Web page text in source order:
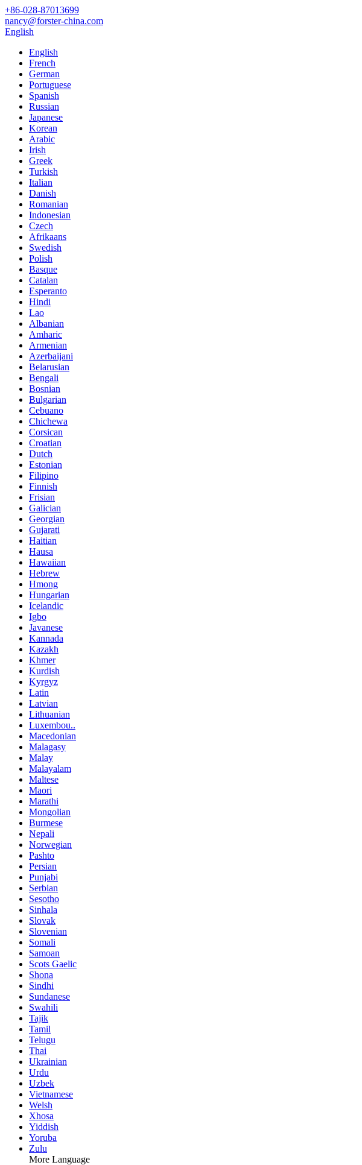
+86-028-87013699
nancy@forster-china.com
English
English
French
German
Portuguese
Spanish
Russian
Japanese
Korean
Arabic
Irish
Greek
Turkish
Italian
Danish
Romanian
Indonesian
Czech
Afrikaans
Swedish
Polish
Basque
Catalan
Esperanto
Hindi
Lao
Albanian
Amharic
Armenian
Azerbaijani
Belarusian
Bengali
Bosnian
Bulgarian
Cebuano
Chichewa
Corsican
Croatian
Dutch
Estonian
Filipino
Finnish
Frisian
Galician
Georgian
Gujarati
Haitian
Hausa
Hawaiian
Hebrew
Hmong
Hungarian
Icelandic
Igbo
Javanese
Kannada
Kazakh
Khmer
Kurdish
Kyrgyz
Latin
Latvian
Lithuanian
Luxembou..
Macedonian
Malagasy
Malay
Malayalam
Maltese
Maori
Marathi
Mongolian
Burmese
Nepali
Norwegian
Pashto
Persian
Punjabi
Serbian
Sesotho
Sinhala
Slovak
Slovenian
Somali
Samoan
Scots Gaelic
Shona
Sindhi
Sundanese
Swahili
Tajik
Tamil
Telugu
Thai
Ukrainian
Urdu
Uzbek
Vietnamese
Welsh
Xhosa
Yiddish
Yoruba
Zulu
More Language